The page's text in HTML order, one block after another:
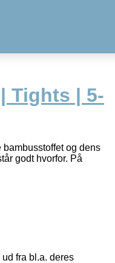
Tights | 5-
og dens
godt hvorfor. På
fra bl.a. deres